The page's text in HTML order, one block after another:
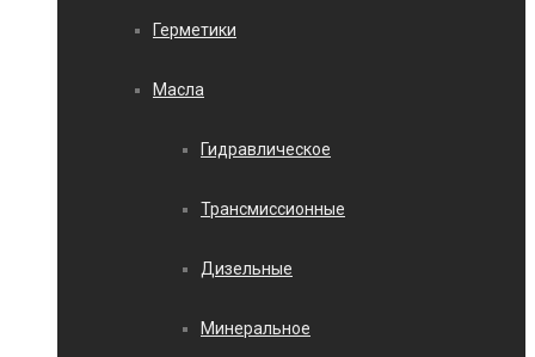
Герметики
Масла
Гидравлическое
Трансмиссионные
Дизельные
Минеральное